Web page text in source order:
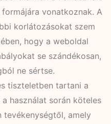
vonatkoznak. A
korlátozásokat szem
hogy a weboldal
se szándékosan,
ne sértse.
tiszteletben tartani a
használat során köteles
amely